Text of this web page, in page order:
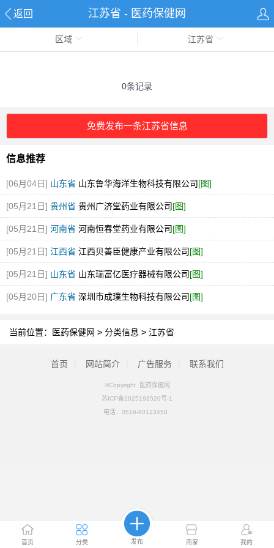
返回 江苏省 - 医药保健网
首页 分类 发布 商家 我的
区域 江苏省
0条记录
免费发布一条江苏省信息
信息推荐
[06月04日] 山东省 山东鲁华海洋生物科技有限公司[图]
[05月21日] 贵州省 贵州广济堂药业有限公司[图]
[05月21日] 河南省 河南恒春堂药业有限公司[图]
[05月21日] 江西省 江西贝善臣健康产业有限公司[图]
[05月21日] 山东省 山东瑞富亿医疗器械有限公司[图]
[05月20日] 广东省 深圳市成璞生物科技有限公司[图]
当前位置： 医药保健网 > 分类信息 > 江苏省
首页 网站简介 广告服务 联系我们
©Copyright 医药保健网
苏ICP备2025193520号-1
电话： 0516-80123450